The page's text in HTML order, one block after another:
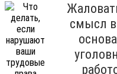
смысл в